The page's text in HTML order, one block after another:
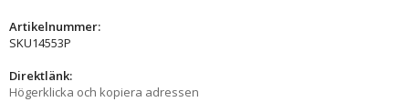
Artikelnummer:
SKU14553P
Direktlänk:
Högerklicka och kopiera adressen